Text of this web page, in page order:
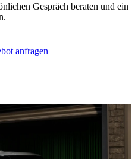
Gespräch beraten und ein